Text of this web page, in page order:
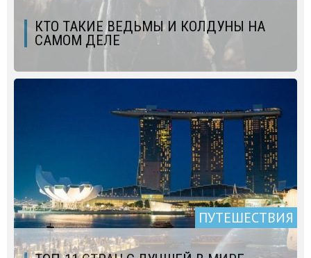
КТО ТАКИЕ ВЕДЬМЫ И КОЛДУНЫ НА
САМОМ ДЕЛЕ
ПУТЕШЕСТВИЯ